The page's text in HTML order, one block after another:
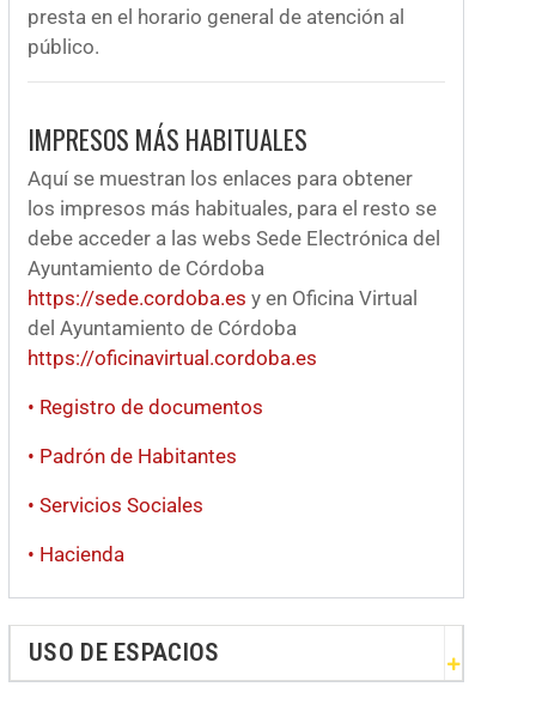
presta en el horario general de atención al
público.
IMPRESOS MÁS HABITUALES
Aquí se muestran los enlaces para obtener
los impresos más habituales, para el resto se
debe acceder a las webs Sede Electrónica del
Ayuntamiento de Córdoba
https://sede.cordoba.es y en Oficina Virtual
del Ayuntamiento de Córdoba
https://oficinavirtual.cordoba.es
• Registro de documentos
• Padrón de Habitantes
• Servicios Sociales
• Hacienda
USO DE ESPACIOS